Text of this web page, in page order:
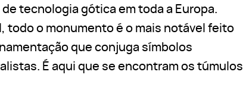
tecnologia gótica em toda a Europa.
todo o monumento é o mais notável feito
que conjuga símbolos
É aqui que se encontram os túmulos